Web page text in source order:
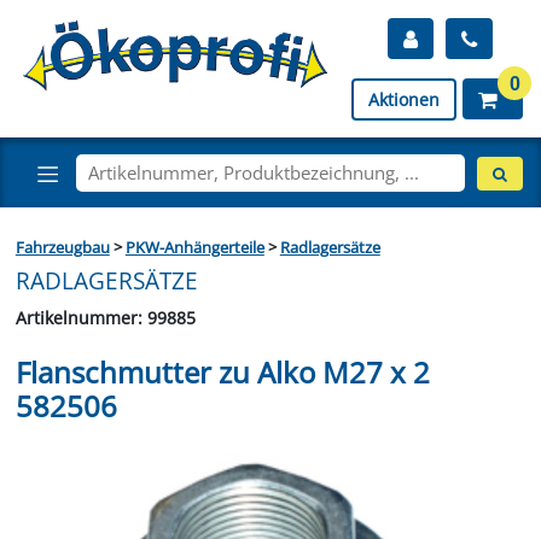
Aktionen
0
Fahrzeugbau>PKW-Anhängerteile>Radlagersätze
RADLAGERSÄTZE
Artikelnummer: 99885
Flanschmutter zu Alko M27 x 2
582506